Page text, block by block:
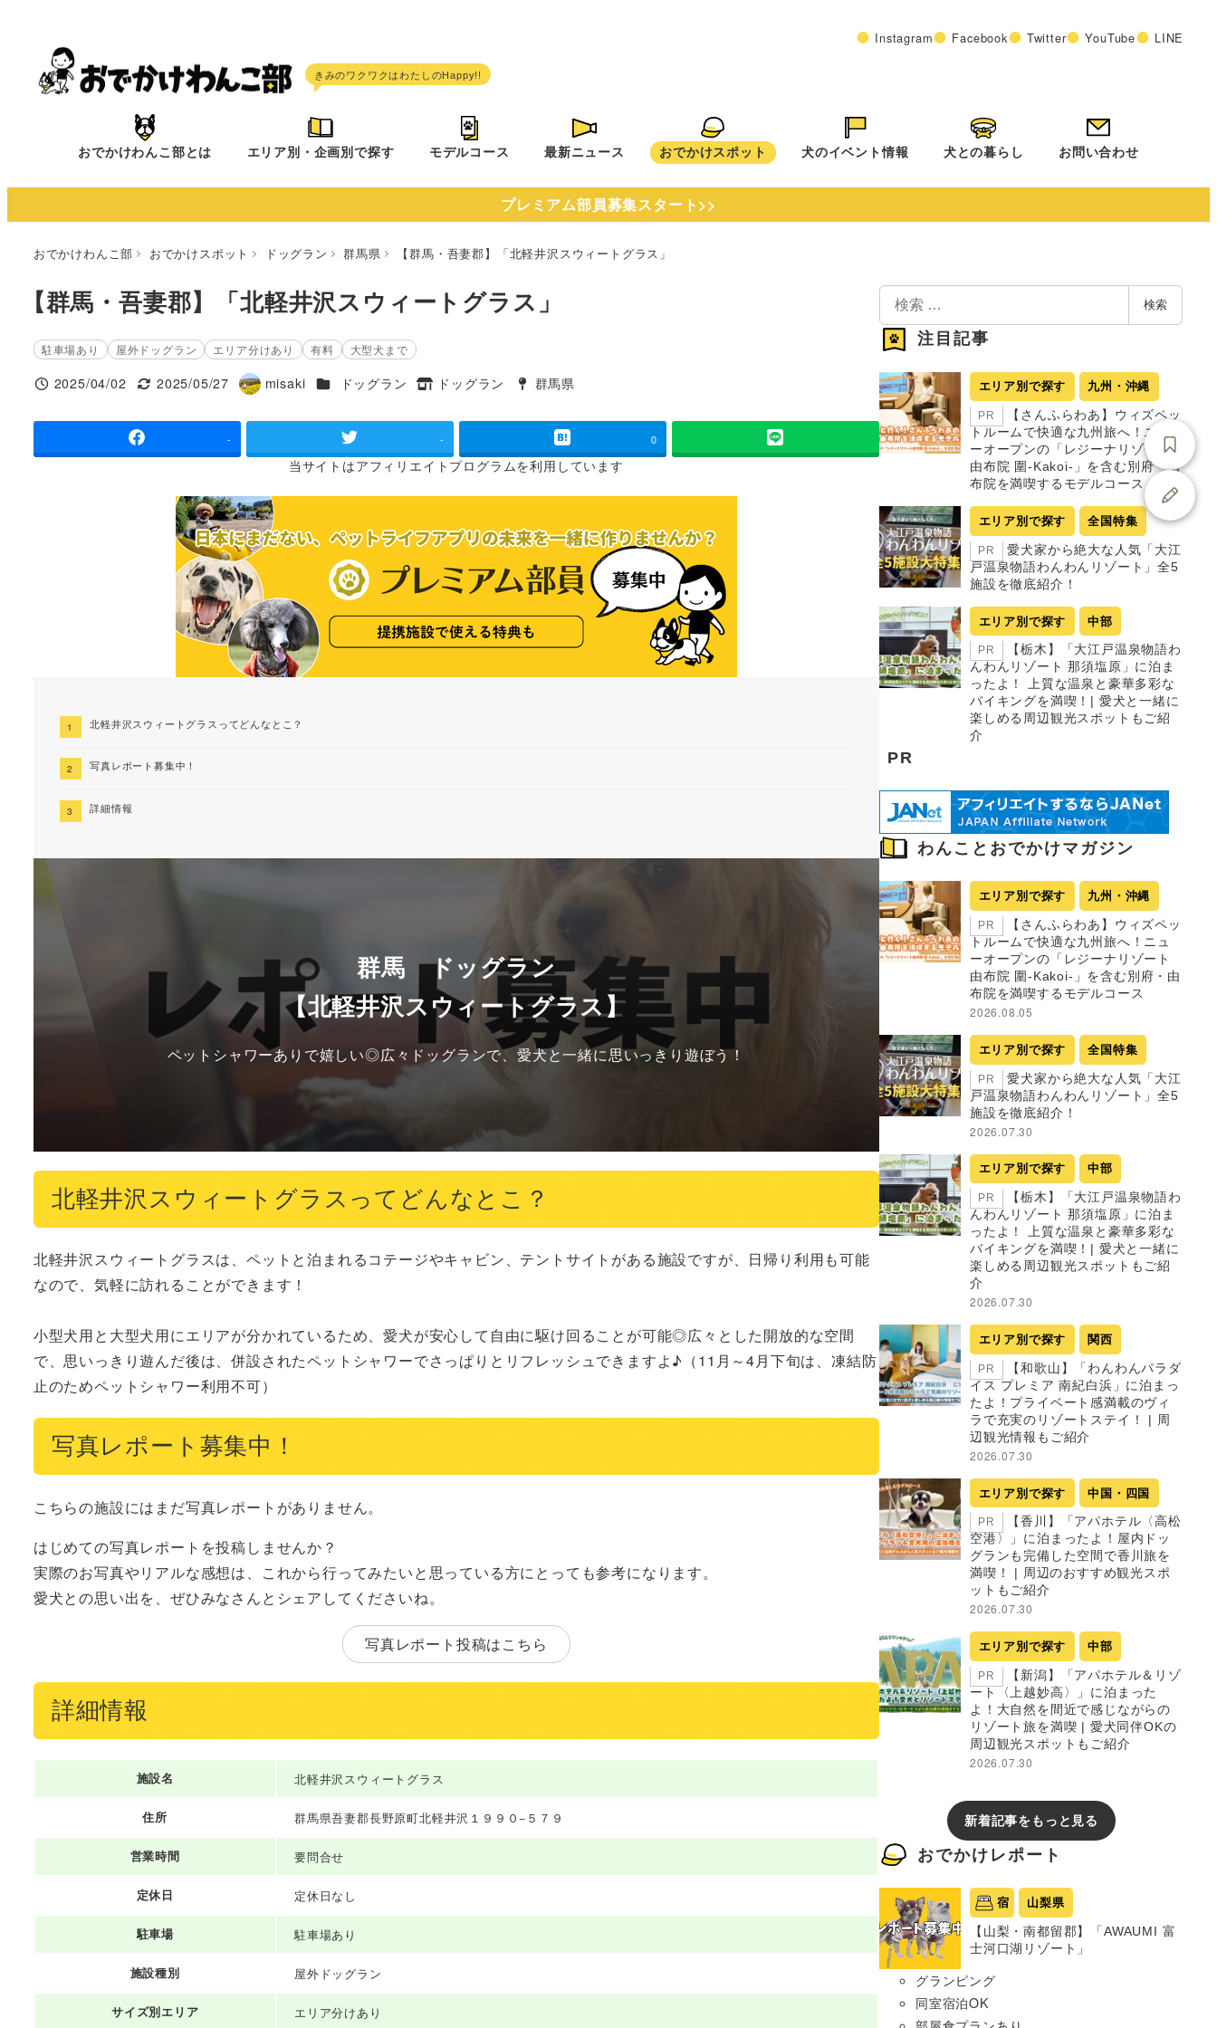
へ
Instagram Facebook Twitter YouTube LINE
おでかけわんこ部とは エリア別・企画別で探す モデルコース 最新ニュース おでかけスポット 犬のイベント情報 犬との暮らし お問い合わせ
プレミアム部員募集スタート>>
おでかけわんこ部 おでかけスポット ドッグラン 群馬県 【群馬・吾妻郡】「北軽井沢スウィートグラス」
【群馬・吾妻郡】「北軽井沢スウィートグラス」
駐車場あり 屋外ドッグラン エリア分けあり 有料 大型犬まで
投稿日
2025/04/02
更新日
2025/05/27
著
misaki 施設ジャンル
ドッグラン
タグ
ドッグラン
タグ
群馬県
- - 0
当サイトはアフィリエイトプログラムを利用しています
北軽井沢スウィートグラスってどんなとこ？
写真レポート募集中！
詳細情報
群馬 ドッグラン
【北軽井沢スウィートグラス】
ペットシャワーありで嬉しい◎広々ドッグランで、愛犬と一緒に思いっきり遊ぼう！
北軽井沢スウィートグラスってどんなとこ？
北軽井沢スウィートグラスは、ペットと泊まれるコテージやキャビン、テントサイトがある施設ですが、日帰り利用も可能
なので、気軽に訪れることができます！
小型犬用と大型犬用にエリアが分かれているため、愛犬が安心して自由に駆け回ることが可能◎広々とした開放的な空間
で、思いっきり遊んだ後は、併設されたペットシャワーでさっぱりとリフレッシュできますよ♪（11月～4月下旬は、凍結防
止のためペットシャワー利用不可）
写真レポート募集中！
こちらの施設にはまだ写真レポートがありません。
はじめての写真レポートを投稿しませんか？
実際のお写真やリアルな感想は、これから行ってみたいと思っている方にとっても参考になります。
愛犬との思い出を、ぜひみなさんとシェアしてくださいね。
写真レポート投稿はこちら
詳細情報
施設名 北軽井沢スウィートグラス
住所 群馬県吾妻郡長野原町北軽井沢１９９０−５７９
営業時間 要問合せ
定休日 定休日なし
駐車場 駐車場あり
施設種別 屋外ドッグラン
サイズ別エリア エリア分けあり
検
索
検索
注目記事
エリア別で探す 九州・沖縄
PR
【さんふらわあ】ウィズペッ
トルームで快適な九州旅へ！ニュ
ーオープンの「レジーナリゾート
由布院 圍-Kakoi-」を含む別府・由
布院を満喫するモデルコース
エリア別で探す 全国特集
PR
愛犬家から絶大な人気「大江
戸温泉物語わんわんリゾート」全5
施設を徹底紹介！
エリア別で探す 中部
PR
【栃木】「大江戸温泉物語わ
んわんリゾート 那須塩原」に泊ま
ったよ！ 上質な温泉と豪華多彩な
バイキングを満喫！| 愛犬と一緒に
楽しめる周辺観光スポットもご紹
介
PR
わんことおでかけマガジン
エリア別で探す 九州・沖縄
PR
【さんふらわあ】ウィズペッ
トルームで快適な九州旅へ！ニュ
ーオープンの「レジーナリゾート
由布院 圍-Kakoi-」を含む別府・由
布院を満喫するモデルコース
2026.08.05
エリア別で探す 全国特集
PR
愛犬家から絶大な人気「大江
戸温泉物語わんわんリゾート」全5
施設を徹底紹介！
2026.07.30
エリア別で探す 中部
PR
【栃木】「大江戸温泉物語わ
んわんリゾート 那須塩原」に泊ま
ったよ！ 上質な温泉と豪華多彩な
バイキングを満喫！| 愛犬と一緒に
楽しめる周辺観光スポットもご紹
介
2026.07.30
エリア別で探す 関西
PR
【和歌山】「わんわんパラダ
イス プレミア 南紀白浜」に泊まっ
たよ！プライベート感満載のヴィ
ラで充実のリゾートステイ！ | 周
辺観光情報もご紹介
2026.07.30
エリア別で探す 中国・四国
PR
【香川】「アパホテル〈高松
空港〉」に泊まったよ！屋内ドッ
グランも完備した空間で香川旅を
満喫！ | 周辺のおすすめ観光スポ
ットもご紹介
2026.07.30
エリア別で探す 中部
PR
【新潟】「アパホテル＆リゾ
ート〈上越妙高〉」に泊まった
よ！大自然を間近で感じながらの
リゾート旅を満喫 | 愛犬同伴OKの
周辺観光スポットもご紹介
2026.07.30
新着記事をもっと見る
おでかけレポート
宿 山梨県
【山梨・南都留郡】「AWAUMI 富
士河口湖リゾート」
グランピング
同室宿泊OK